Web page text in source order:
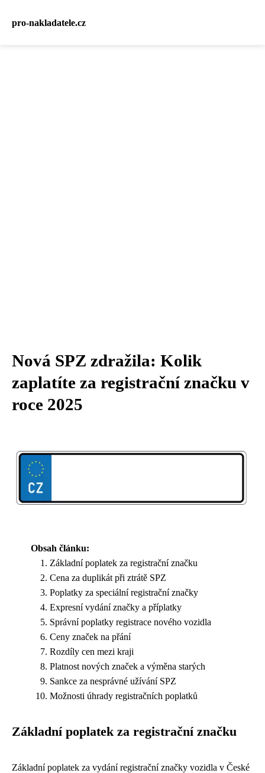
pro-nakladatele.cz
Nová SPZ zdražila: Kolik
zaplatíte za registrační značku v
roce 2025
Obsah článku:
Základní poplatek za registrační značku
Cena za duplikát při ztrátě SPZ
Poplatky za speciální registrační značky
Expresní vydání značky a příplatky
Správní poplatky registrace nového vozidla
Ceny značek na přání
Rozdíly cen mezi kraji
Platnost nových značek a výměna starých
Sankce za nesprávné užívání SPZ
Možnosti úhrady registračních poplatků
Základní poplatek za registrační značku
Základní poplatek za vydání registrační značky vozidla v České